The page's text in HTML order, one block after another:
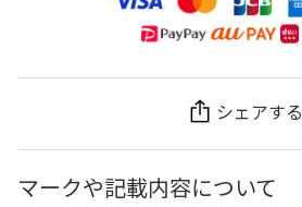
シェアする
マークや記載内容について